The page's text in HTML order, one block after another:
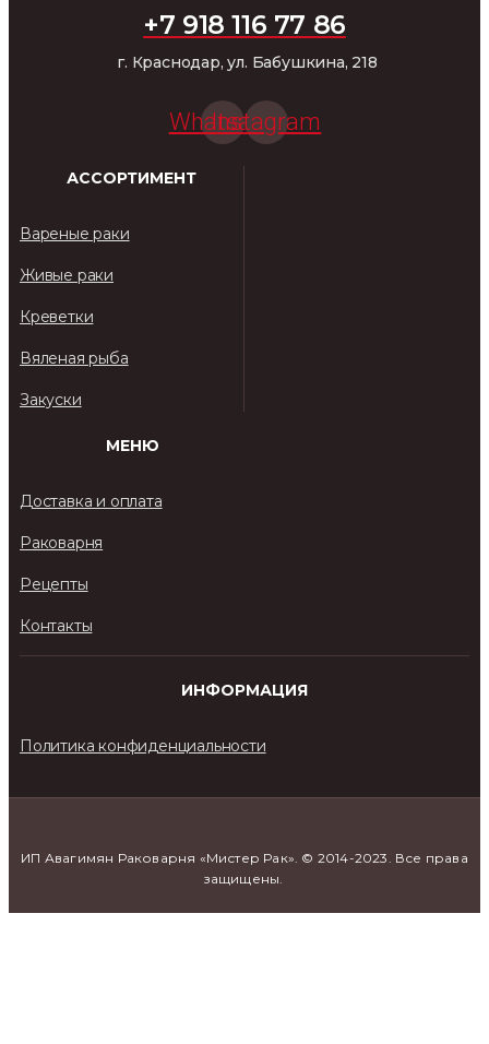
+7 918 116 77 86
г. Краснодар, ул. Бабушкина, 218
Whatsapp
Instagram
АССОРТИМЕНТ
Вареные раки
Живые раки
Креветки
Вяленая рыба
Закуски
МЕНЮ
Доставка и оплата
Раковарня
Рецепты
Контакты
ИНФОРМАЦИЯ
Политика конфиденциальности
ИП Авагимян Раковарня «Мистер Рак». © 2014-2023. Все права
защищены.